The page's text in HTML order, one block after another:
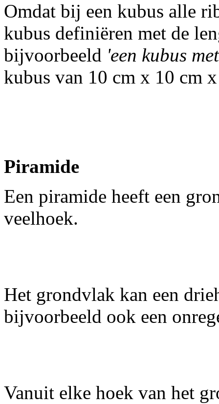
Omdat bij een kubus alle
kubus definiëren met de
bijvoorbeeld 'een kubus
kubus van 10 cm x 10 cm
Piramide
Een piramide heeft een
veelhoek.
Het grondvlak kan een
bijvoorbeeld ook een
Vanuit elke hoek van het